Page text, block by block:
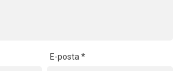
E-posta*